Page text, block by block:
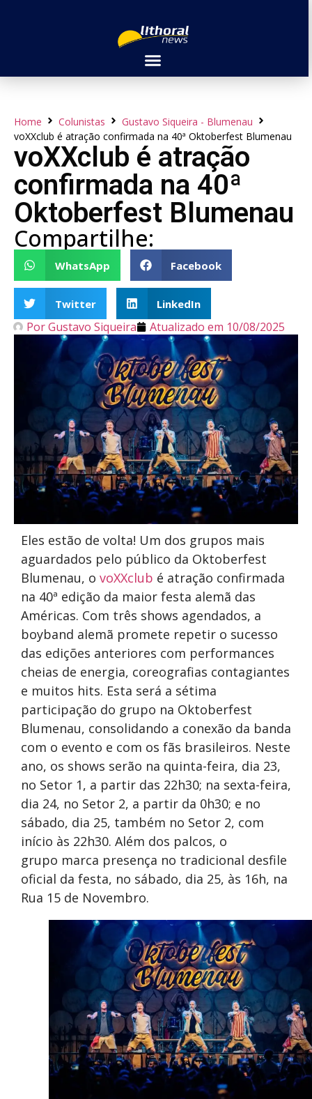
Home Colunistas
Gustavo Siqueira - Blumenau
voXXclub é atração confirmada na 40ª Oktoberfest Blumenau
voXXclub é atração
confirmada na 40ª
Oktoberfest Blumenau
Compartilhe:
WhatsApp Facebook
Twitter LinkedIn
PorGustavo Siqueira Atualizado em 10/08/2025
Eles estão de volta! Um dos grupos mais
aguardados pelo público da Oktoberfest
Blumenau, o voXXclub é atração confirmada
na 40ª edição da maior festa alemã das
Américas. Com três shows agendados, a
boyband alemã promete repetir o sucesso
das edições anteriores com performances
cheias de energia, coreografias contagiantes
e muitos hits. Esta será a sétima
participação do grupo na Oktoberfest
Blumenau, consolidando a conexão da banda
com o evento e com os fãs brasileiros. Neste
ano, os shows serão na quinta-feira, dia 23,
no Setor 1, a partir das 22h30; na sexta-feira,
dia 24, no Setor 2, a partir da 0h30; e no
sábado, dia 25, também no Setor 2, com
início às 22h30. Além dos palcos, o
grupo marca presença no tradicional desfile
oficial da festa, no sábado, dia 25, às 16h, na
Rua 15 de Novembro.